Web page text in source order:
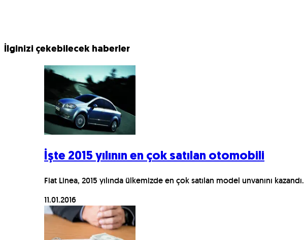
İlginizi çekebilecek haberler
İşte 2015 yılının en çok satılan otomobili
Fiat Linea, 2015 yılında ülkemizde en çok satılan model unvanını kazandı.
11.01.2016